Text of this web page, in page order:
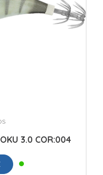
3.0 COR:004